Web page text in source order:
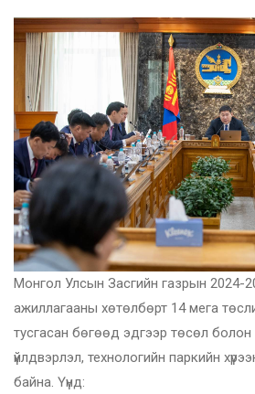
Монгол Улсын Засгийн газрын 2024-
ажиллагааны хөтөлбөрт 14 мега
тусгасан бөгөөд эдгээр төсөл болон
үйлдвэрлэл, технологийн паркийн
байна. Үүнд: